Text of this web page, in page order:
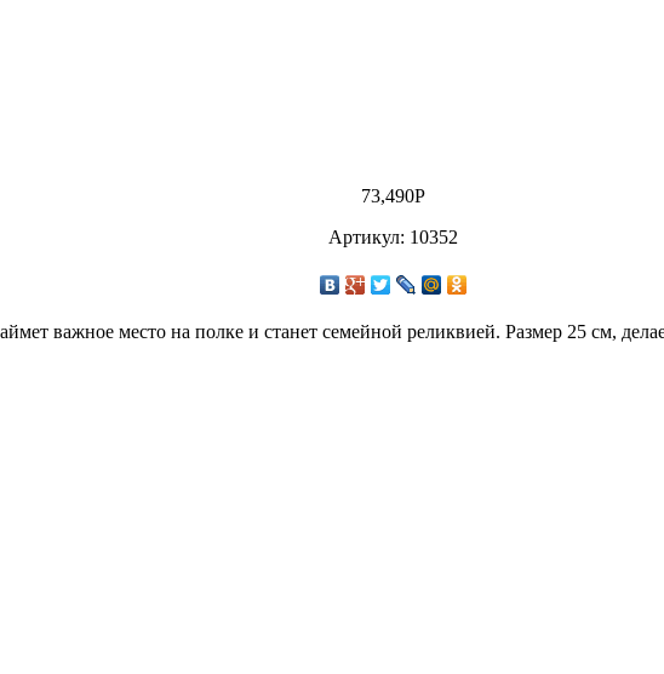
73,490Р
Артикул: 10352
важное место на полке и станет семейной реликвией. Размер 25 см,